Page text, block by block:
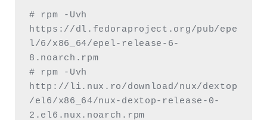
# rpm -Uvh
https://dl.fedoraproject.org/pub/epe
l/6/x86_64/epel-release-6-
8.noarch.rpm
# rpm -Uvh
http://li.nux.ro/download/nux/dextop
/el6/x86_64/nux-dextop-release-0-
2.el6.nux.noarch.rpm